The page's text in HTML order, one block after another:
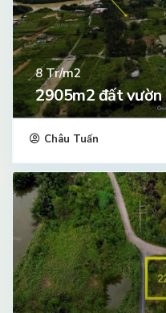
8 Tr/m2
2905m2 đất
Châu Tuấn